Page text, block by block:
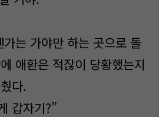
는 가야만 하는 곳으로 돌
애환은 적잖이 당황했는지
다.
갑자기?”